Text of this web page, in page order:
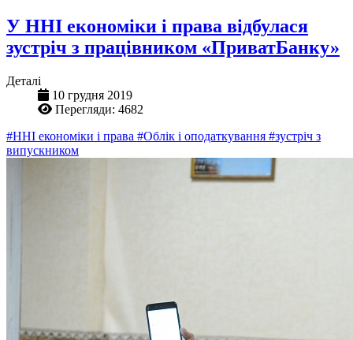
У ННІ економіки і права відбулася
зустріч з працівником «ПриватБанку»
Деталі
10 грудня 2019
Перегляди: 4682
#ННІ економіки і права #Облік і оподаткування #зустріч з
випускником